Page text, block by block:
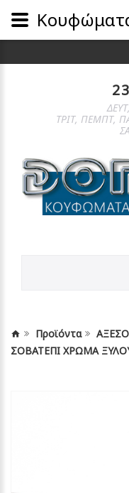
ΤΡΙΤ, ΠΕΜΠΤ,
Προϊόντα
ΣΟΒΑΤΕΠΙ ΧΡΩΜΑ